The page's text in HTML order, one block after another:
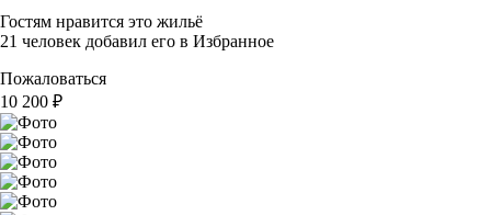
Гостям нравится это жильё
21 человек добавил его в Избранное
Пожаловаться
10 200 ₽